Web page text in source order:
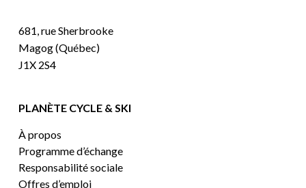
681, rue Sherbrooke
Magog (Québec)
J1X 2S4
PLANÈTE CYCLE & SKI
À propos
Programme d’échange
Responsabilité sociale
Offres d’emploi